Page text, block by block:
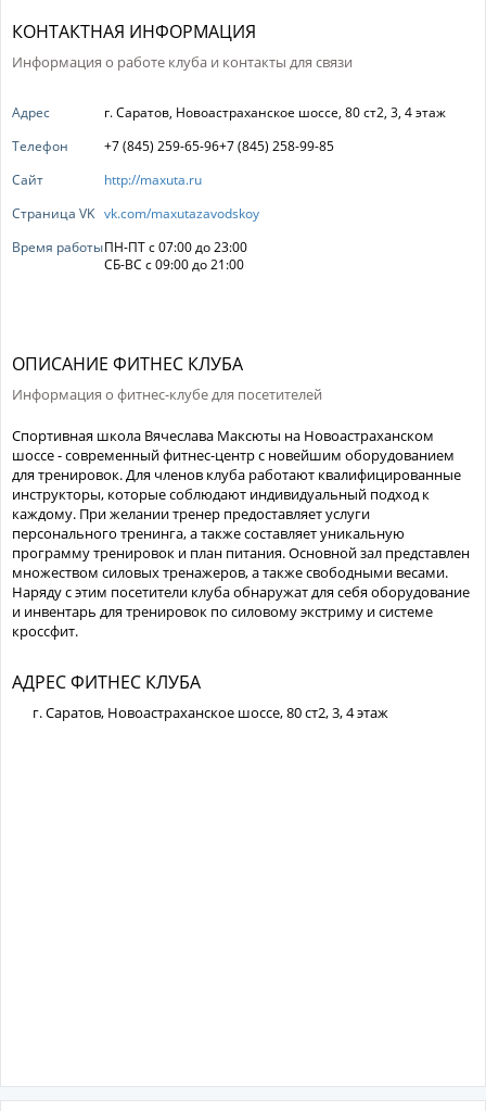
КОНТАКТНАЯ ИНФОРМАЦИЯ
Информация о работе клуба и контакты для связи
Адрес
г. Саратов, Новоастраханское шоссе, 80 ст2, 3, 4 этаж
Телефон
+7 (845) 259-65-96+7 (845) 258-99-85
Сайт
http://maxuta.ru
Страница VK vk.com/maxutazavodskoy
Время работыПН-ПТ с 07:00 до 23:00
СБ-ВС с 09:00 до 21:00
ОПИСАНИЕ ФИТНЕС КЛУБА
Информация о фитнес-клубе для посетителей
Спортивная школа Вячеслава Максюты на Новоастраханском
шоссе - современный фитнес-центр с новейшим оборудованием
для тренировок. Для членов клуба работают квалифицированные
инструкторы, которые соблюдают индивидуальный подход к
каждому. При желании тренер предоставляет услуги
персонального тренинга, а также составляет уникальную
программу тренировок и план питания. Основной зал представлен
множеством силовых тренажеров, а также свободными весами.
Наряду с этим посетители клуба обнаружат для себя оборудование
и инвентарь для тренировок по силовому экстриму и системе
кроссфит.
АДРЕС ФИТНЕС КЛУБА
г. Саратов, Новоастраханское шоссе, 80 ст2, 3, 4 этаж